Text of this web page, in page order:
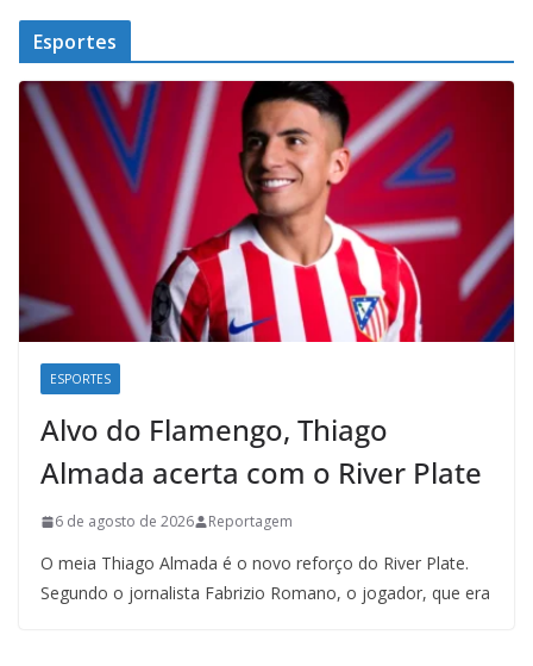
Esportes
ESPORTES
Alvo do Flamengo, Thiago
Almada acerta com o River Plate
6 de agosto de 2026 Reportagem
O meia Thiago Almada é o novo reforço do River Plate.
Segundo o jornalista Fabrizio Romano, o jogador, que era